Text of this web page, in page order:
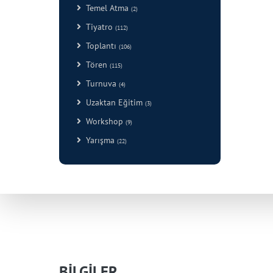
Temel Atma (2)
Tiyatro (112)
Toplantı (106)
Tören (115)
Turnuva (4)
Uzaktan Eğitim (3)
Workshop (9)
Yarışma (22)